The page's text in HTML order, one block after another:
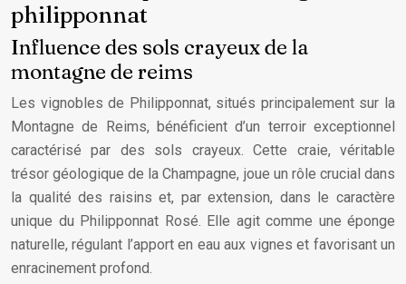
philipponnat
Influence des sols crayeux de la
montagne de reims
Les vignobles de Philipponnat, situés principalement sur la
Montagne de Reims, bénéficient d’un terroir exceptionnel
caractérisé par des sols crayeux. Cette craie, véritable
trésor géologique de la Champagne, joue un rôle crucial dans
la qualité des raisins et, par extension, dans le caractère
unique du Philipponnat Rosé. Elle agit comme une éponge
naturelle, régulant l’apport en eau aux vignes et favorisant un
enracinement profond.